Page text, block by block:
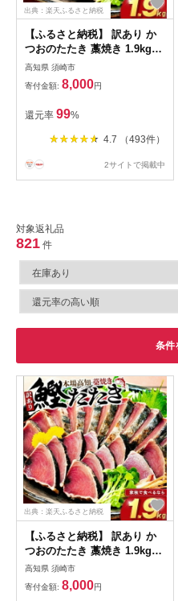
出典：楽天ふるさと納税
【ふるさと納税】 訳あり か
つおのたたき 藁焼き 1.9kg
かつおたたき わけあり 不揃
い 規格外 かつおの藁焼き 鰹
たたき カツオ 鰹 わら焼きか
つお 鰹のたたき 冷凍 ふるさ
と納税カツオ 高知県 須崎市
お刺身 刺身 高知県 須崎市
高知県 須崎市
寄付金額: 8,000円
還元率 99%
4.7 （493件）
2サイトで掲載中
対象返礼品
821 件
条件
出典：楽天ふるさと納税
【ふるさと納税】 訳あり か
つおのたたき 藁焼き 1.9kg
かつおたたき わけあり 不揃
い 規格外 かつおの藁焼き 鰹
たたき カツオ 鰹 わら焼きか
高知県 須崎市
寄付金額: 8,000円